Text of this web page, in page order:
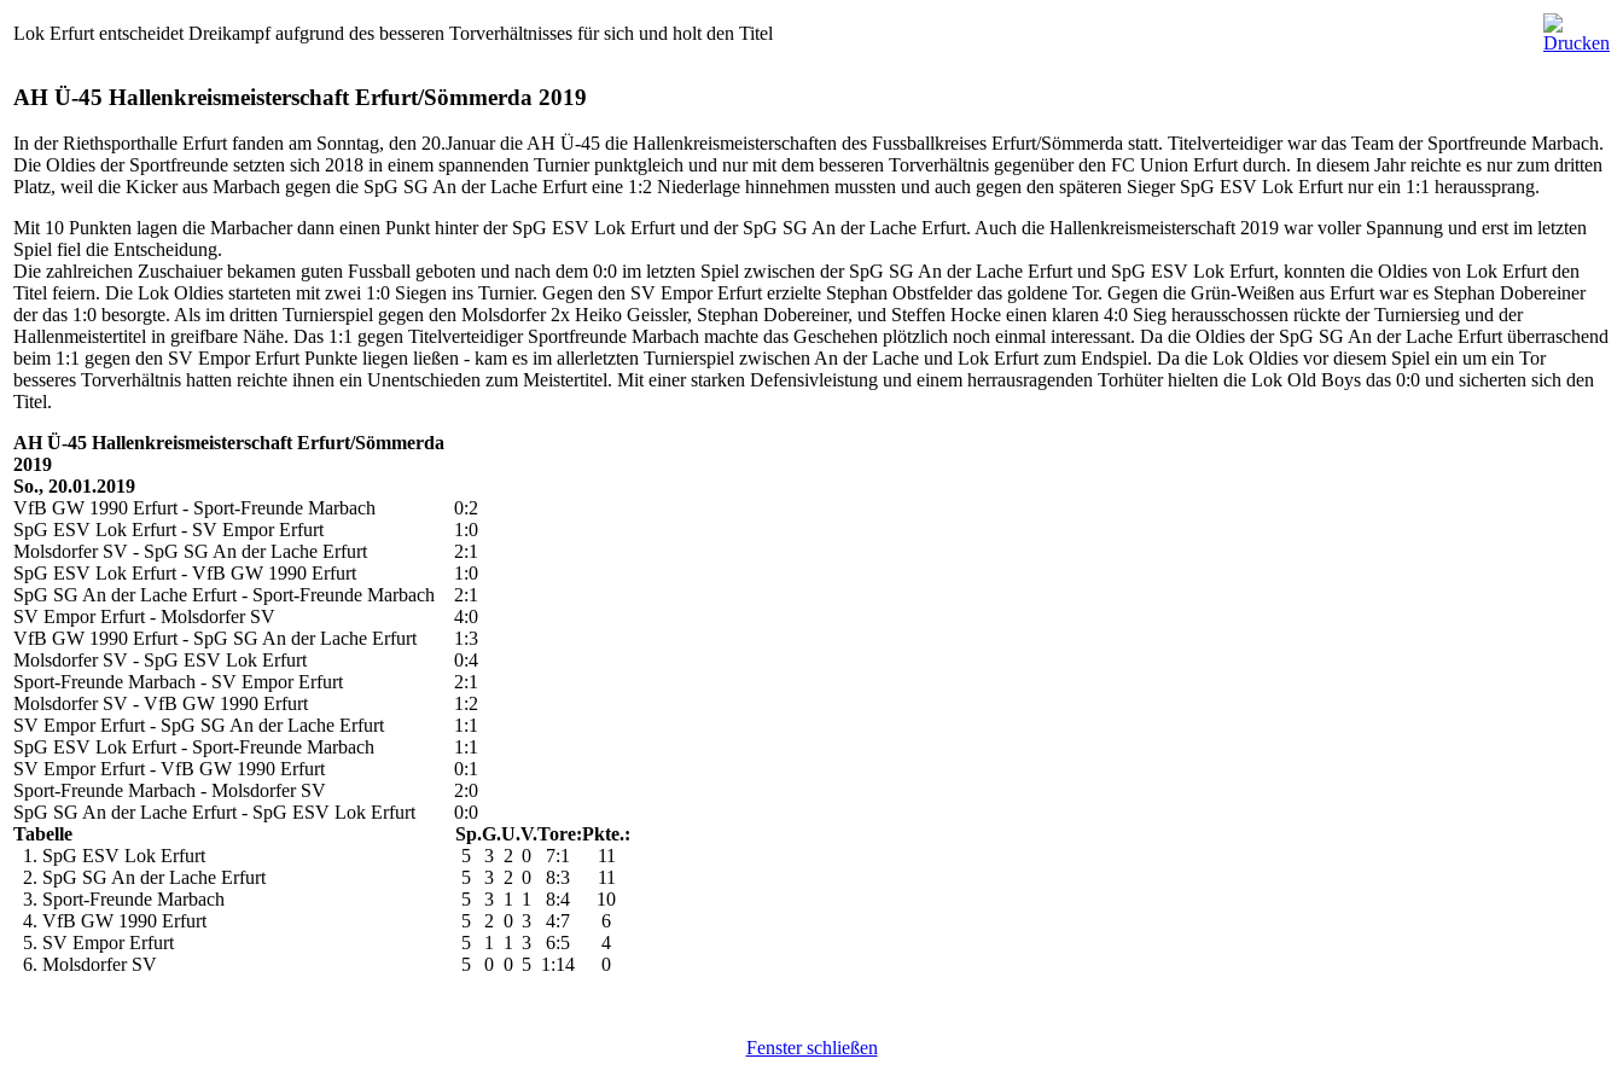
Lok Erfurt entscheidet Dreikampf aufgrund des besseren Torverhältnisses für sich und holt den Titel
AH Ü-45 Hallenkreismeisterschaft Erfurt/Sömmerda 2019
In der Riethsporthalle Erfurt fanden am Sonntag, den 20.Januar die AH Ü-45 die Hallenkreismeisterschaften des Fussballkreises Erfurt/Sömmerda statt. Titelverteidiger war das Team der Sportfreunde Marbach.
Die Oldies der Sportfreunde setzten sich 2018 in einem spannenden Turnier punktgleich und nur mit dem besseren Torverhältnis gegenüber den FC Union Erfurt durch. In diesem Jahr reichte es nur zum dritten
Platz, weil die Kicker aus Marbach gegen die SpG SG An der Lache Erfurt eine 1:2 Niederlage hinnehmen mussten und auch gegen den späteren Sieger SpG ESV Lok Erfurt nur ein 1:1 heraussprang.
Mit 10 Punkten lagen die Marbacher dann einen Punkt hinter der SpG ESV Lok Erfurt und der SpG SG An der Lache Erfurt. Auch die Hallenkreismeisterschaft 2019 war voller Spannung und erst im letzten
Spiel fiel die Entscheidung.
Die zahlreichen Zuschaiuer bekamen guten Fussball geboten und nach dem 0:0 im letzten Spiel zwischen der SpG SG An der Lache Erfurt und SpG ESV Lok Erfurt, konnten die Oldies von Lok Erfurt den
Titel feiern. Die Lok Oldies starteten mit zwei 1:0 Siegen ins Turnier. Gegen den SV Empor Erfurt erzielte Stephan Obstfelder das goldene Tor. Gegen die Grün-Weißen aus Erfurt war es Stephan Dobereiner
der das 1:0 besorgte. Als im dritten Turnierspiel gegen den Molsdorfer 2x Heiko Geissler, Stephan Dobereiner, und Steffen Hocke einen klaren 4:0 Sieg herausschossen rückte der Turniersieg und der
Hallenmeistertitel in greifbare Nähe. Das 1:1 gegen Titelverteidiger Sportfreunde Marbach machte das Geschehen plötzlich noch einmal interessant. Da die Oldies der SpG SG An der Lache Erfurt überraschend
beim 1:1 gegen den SV Empor Erfurt Punkte liegen ließen - kam es im allerletzten Turnierspiel zwischen An der Lache und Lok Erfurt zum Endspiel. Da die Lok Oldies vor diesem Spiel ein um ein Tor
besseres Torverhältnis hatten reichte ihnen ein Unentschieden zum Meistertitel. Mit einer starken Defensivleistung und einem herrausragenden Torhüter hielten die Lok Old Boys das 0:0 und sicherten sich den
Titel.
AH Ü-45 Hallenkreismeisterschaft Erfurt/Sömmerda
2019
So., 20.01.2019
VfB GW 1990 Erfurt - Sport-Freunde Marbach
0:2
SpG ESV Lok Erfurt - SV Empor Erfurt
1:0
Molsdorfer SV - SpG SG An der Lache Erfurt
2:1
SpG ESV Lok Erfurt - VfB GW 1990 Erfurt
1:0
SpG SG An der Lache Erfurt - Sport-Freunde Marbach
2:1
SV Empor Erfurt - Molsdorfer SV
4:0
VfB GW 1990 Erfurt - SpG SG An der Lache Erfurt
1:3
Molsdorfer SV - SpG ESV Lok Erfurt
0:4
Sport-Freunde Marbach - SV Empor Erfurt
2:1
Molsdorfer SV - VfB GW 1990 Erfurt
1:2
SV Empor Erfurt - SpG SG An der Lache Erfurt
1:1
SpG ESV Lok Erfurt - Sport-Freunde Marbach
1:1
SV Empor Erfurt - VfB GW 1990 Erfurt
0:1
Sport-Freunde Marbach - Molsdorfer SV
2:0
SpG SG An der Lache Erfurt - SpG ESV Lok Erfurt
0:0
Tabelle
Sp.G.U.V.Tore:Pkte.:
1. SpG ESV Lok Erfurt
5 3 2 0 7:1
11
2. SpG SG An der Lache Erfurt
5 3 2 0 8:3
11
3. Sport-Freunde Marbach
5 3 1 1 8:4
10
4. VfB GW 1990 Erfurt
5 2 0 3 4:7
6
5. SV Empor Erfurt
5 1 1 3 6:5
4
6. Molsdorfer SV
5 0 0 5 1:14 0
Fenster schließen